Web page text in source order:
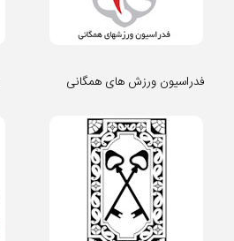
فدراسیون ورزش های همگانی